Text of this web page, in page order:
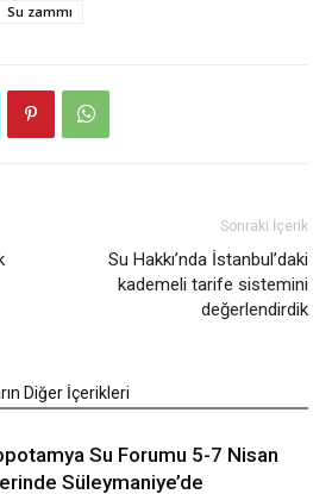
Su zammı
Sonraki İçerik
Su Hakkı’nda İstanbul’daki
kademeli tarife sistemini
değerlendirdik
Diğer İçerikleri
Su Forumu 5-7 Nisan
Süleymaniye’de